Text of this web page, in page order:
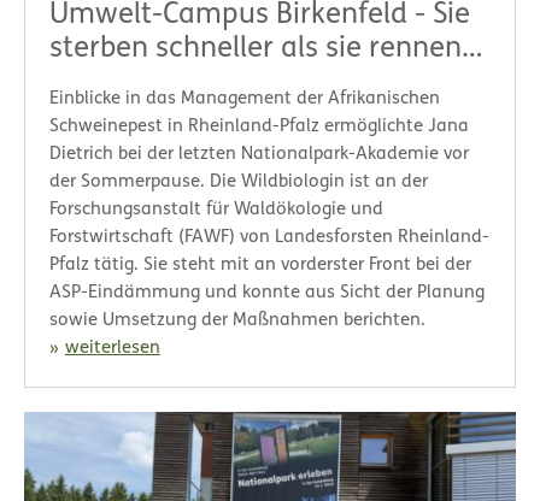
Umwelt-Campus Birkenfeld - Sie
sterben schneller als sie rennen
können
Einblicke in das Management der Afrikanischen
Schweinepest in Rheinland-Pfalz ermöglichte Jana
Dietrich bei der letzten Nationalpark-Akademie vor
der Sommerpause. Die Wildbiologin ist an der
Forschungsanstalt für Waldökologie und
Forstwirtschaft (FAWF) von Landesforsten Rheinland-
Pfalz tätig. Sie steht mit an vorderster Front bei der
ASP-Eindämmung und konnte aus Sicht der Planung
sowie Umsetzung der Maßnahmen berichten.
weiterlesen